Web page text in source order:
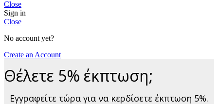
Close
Sign in
Close
No account yet?
Create an Account
Θέλετε 5% έκπτωση;
Εγγραφείτε τώρα για να κερδίσετε έκπτωση 5%.